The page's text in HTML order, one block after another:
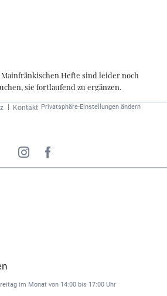
Hefte sind leider noch
sie fortlaufend zu ergänzen.
Kontakt Privatsphäre-Einstellungen ändern
im Monat von 14:00 bis 17:00 Uhr